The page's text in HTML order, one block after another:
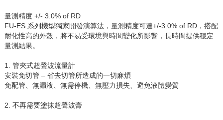
量測精度 +/- 3.0% of RD
FU-ES 系列機型獨家開發演算法，量測精度可達+/-3.0% of RD，搭配
耐化性高的外殼，將不易受環境與時間變化所影響，長時間提供穩定
量測結果。
1. 管夾式超聲波流量計
安裝免切管 – 省去切管所造成的一切麻煩
免配管、無漏液、無需停機、無壓力損失、避免液體變質
2. 不再需要塗抹超聲波膏